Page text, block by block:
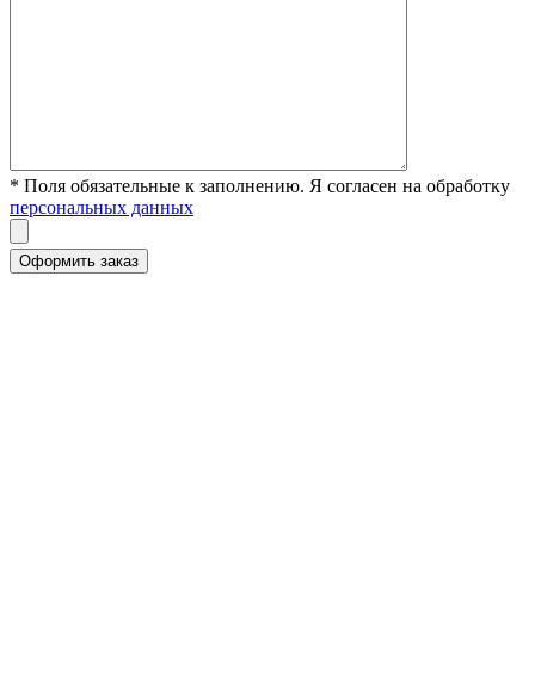
* Поля обязательные к заполнению. Я согласен на обработку
персональных данных